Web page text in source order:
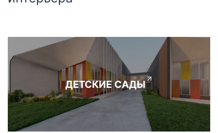
ДЕТСКИЕ САДЫ